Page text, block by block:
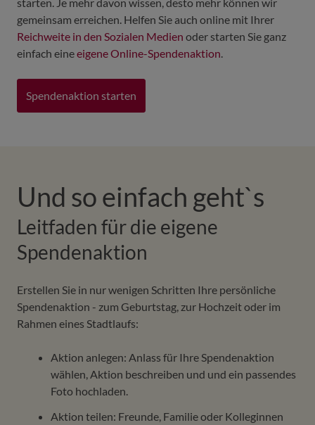
gemeinsam erreichen. Helfen Sie auch online mit Ihrer
Reichweite in den Sozialen Medien oder starten Sie ganz
einfach eineeigene Online-Spendenaktion.
Spendenaktion starten
Und so einfach geht`s
Leitfaden für die eigene
Spendenaktion
Erstellen Sie in nur wenigen Schritten Ihre persönliche
Spendenaktion - zum Geburtstag, zur Hochzeit oder im
Rahmen eines Stadtlaufs:
Aktion anlegen: Anlass für Ihre Spendenaktion
wählen, Aktion beschreiben und und ein passendes
Foto hochladen.
Aktion teilen: Freunde, Familie oder Kolleginnen